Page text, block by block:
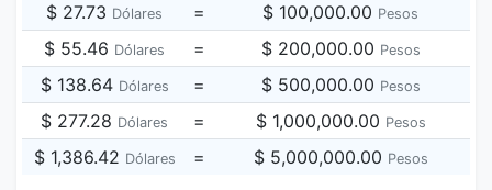
$ 27.73 Dólares = $ 100,000.00 Pesos
$ 55.46 Dólares = $ 200,000.00 Pesos
$ 138.64 Dólares = $ 500,000.00 Pesos
$ 277.28 Dólares = $ 1,000,000.00 Pesos
$ 1,386.42 Dólares = $ 5,000,000.00 Pesos